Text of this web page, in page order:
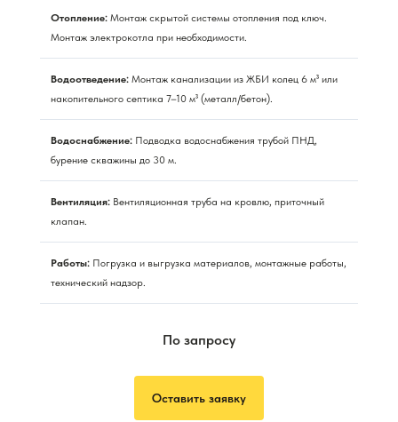
Отопление: Монтаж скрытой системы отопления под ключ.
Монтаж электрокотла при необходимости.
Водоотведение: Монтаж канализации из ЖБИ колец 6 м³ или
накопительного септика 7–10 м³ (металл/бетон).
Водоснабжение: Подводка водоснабжения трубой ПНД,
бурение скважины до 30 м.
Вентиляция: Вентиляционная труба на кровлю, приточный
клапан.
Работы: Погрузка и выгрузка материалов, монтажные работы,
технический надзор.
По запросу
Оставить заявку